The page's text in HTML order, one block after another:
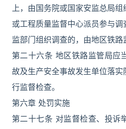
上，由国务院或国家安监总局
或工程质量监督中心派员参与
监部门组织调查的，由地区铁路
第二十六条 地区铁路监管局应
故及生产安全事故发生单位落
行监督检查。
第六章 处罚实施
第二十七条 对监督检查、投诉